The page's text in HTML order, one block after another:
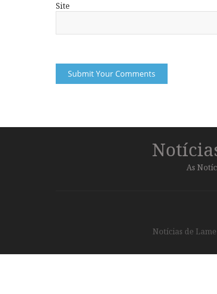
Site
As
Notícias de